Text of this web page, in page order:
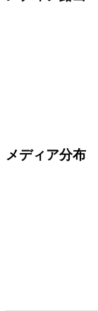
メディア分布